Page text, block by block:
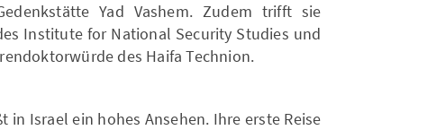
Yad Vashem. Zudem trifft sie
Institute for National Security Studies und
des Haifa Technion.
in Israel ein hohes Ansehen. Ihre erste Reise